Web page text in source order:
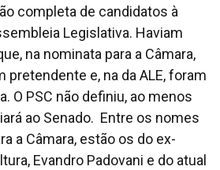
completa de candidatos à
Legislativa. Haviam
na nominata para a Câmara,
pretendente e, na da ALE, foram
O PSC não definiu, ao menos
ao Senado. Entre os nomes
a Câmara, estão os do ex-
Evandro Padovani e do atual